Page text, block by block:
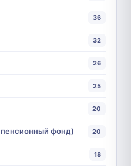
36
32
26
25
20
фонд) 20
18